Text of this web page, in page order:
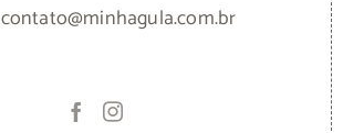
contato@minhagula.com.br